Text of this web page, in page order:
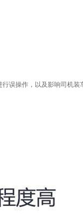
误操作，以及影响司机装